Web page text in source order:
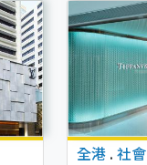
全港 .社會